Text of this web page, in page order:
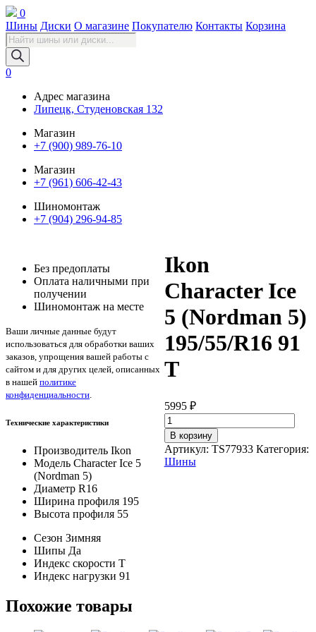
0
Шины Диски О магазине Покупателю Контакты Корзина
Поиск
товаров
0
Адрес магазина
Липецк, Студеновская 132
Магазин
+7 (900) 989-76-10
Магазин
+7 (961) 606-42-43
Шиномонтаж
+7 (904) 296-94-85
Ikon
Character Ice
5 (Nordman 5)
195/55/R16 91
T
5995 ₽
Количество
товара
Ikon
Character
Ice
В корзину
Артикул: TS77933 Категория:
Шины
Без предоплаты
Оплата наличными при
получении
Шиномонтаж на месте
Ваши личные данные будут
использоваться для обработки ваших
заказов, упрощения вашей работы с
сайтом и для других целей, описанных
в нашей политике
конфиденциальности.
Технические характеристики
Производитель Ikon
Модель Character Ice 5
(Nordman 5)
Диаметр R16
Ширина профиля 195
Высота профиля 55
Сезон Зимняя
Шипы Да
Индекс скорости T
Индекс нагрузки 91
Похожие товары